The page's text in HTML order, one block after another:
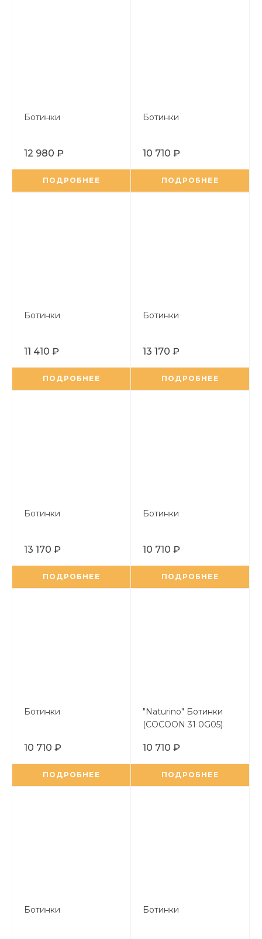
Ботинки
12 980 ₽
ПОДРОБНЕЕ
Ботинки
10 710 ₽
ПОДРОБНЕЕ
Ботинки
11 410 ₽
ПОДРОБНЕЕ
Ботинки
13 170 ₽
ПОДРОБНЕЕ
Ботинки
13 170 ₽
ПОДРОБНЕЕ
Ботинки
10 710 ₽
ПОДРОБНЕЕ
Ботинки
10 710 ₽
ПОДРОБНЕЕ
"Naturino" Ботинки
(COCOON 31 0G05)
10 710 ₽
ПОДРОБНЕЕ
Ботинки Ботинки